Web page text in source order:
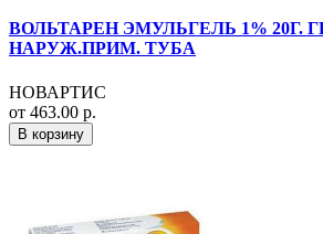
ВОЛЬТАРЕН ЭМУЛЬГЕЛЬ 1% 20Г.
НАРУЖ.ПРИМ. ТУБА
НОВАРТИС
от 463.00 р.
В корзину